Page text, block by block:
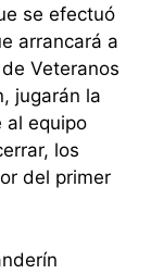
se efectuó
arrancará a
Veteranos
jugarán la
al equipo
los
del primer